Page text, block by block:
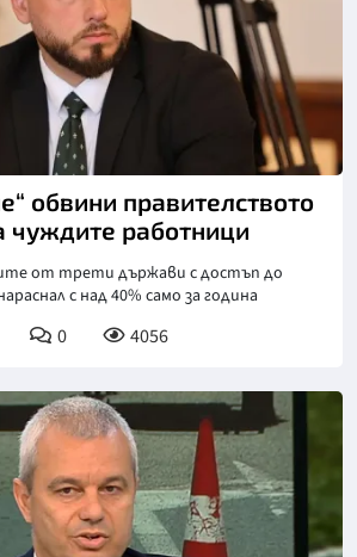
обвини правителството
чуждите работници
от трети държави с достъп до
с над 40% само за година
0 4056